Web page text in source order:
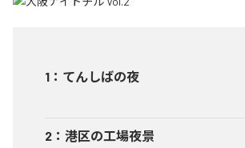
1 ： てんしばの夜
2 ： 港区の工場夜景